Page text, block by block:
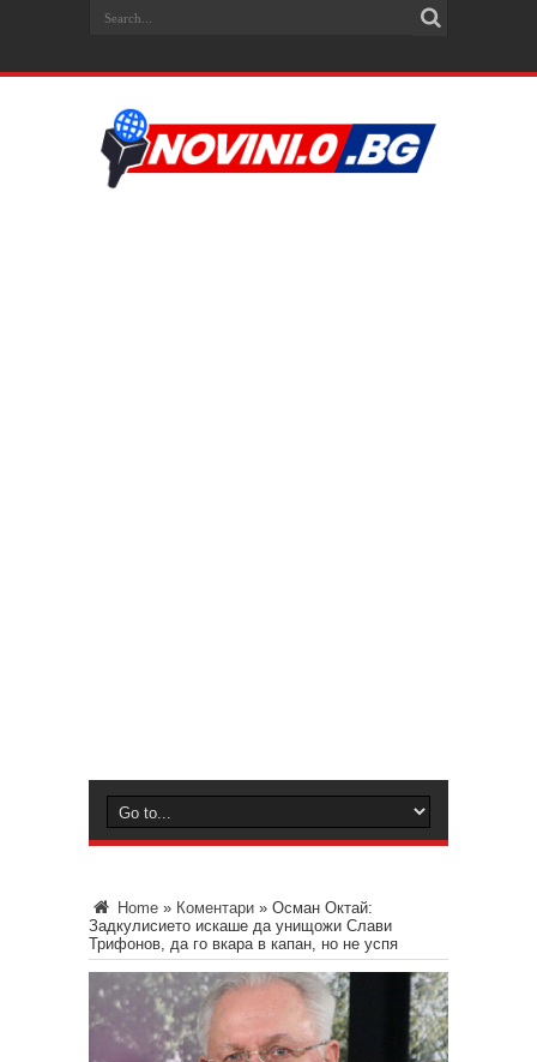
Home » Коментари » Осман Октай:
Задкулисието искаше да унищожи Слави
Трифонов, да го вкара в капан, но не успя